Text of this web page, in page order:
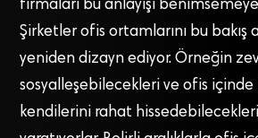
firmaları bu anlayışı
Şirketler ofis ortamlarını bu bakış
yeniden dizayn ediyor. Örneğin
sosyalleşebilecekleri ve ofis
kendilerini rahat